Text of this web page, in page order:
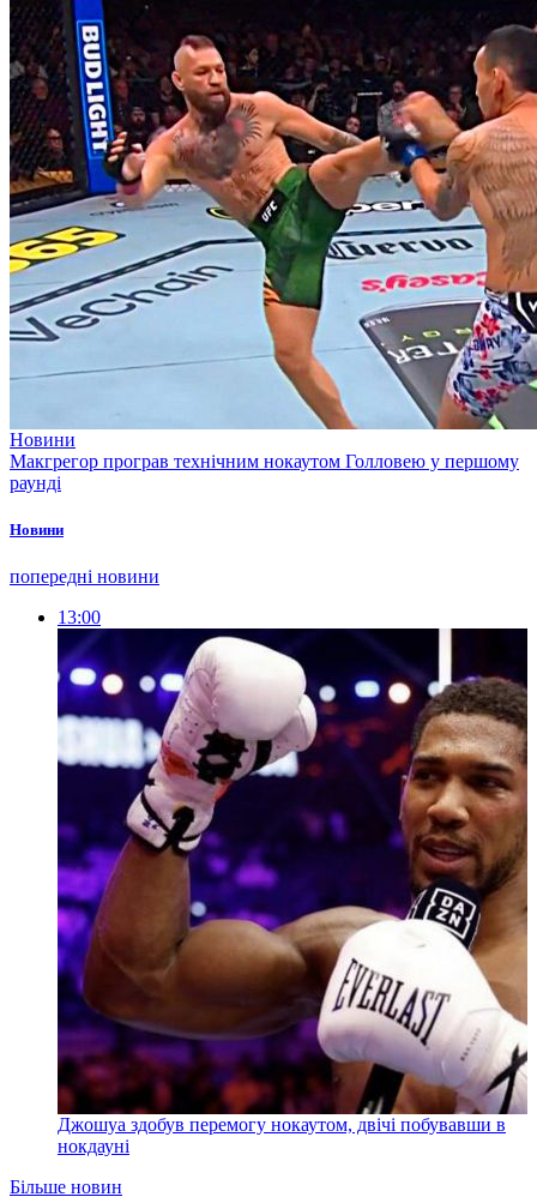
Новини
Макгрегор програв технічним нокаутом Голловею у першому
раунді
Новини
попередні новини
13:00
Джошуа здобув перемогу нокаутом, двічі побувавши в
нокдауні
Більше новин